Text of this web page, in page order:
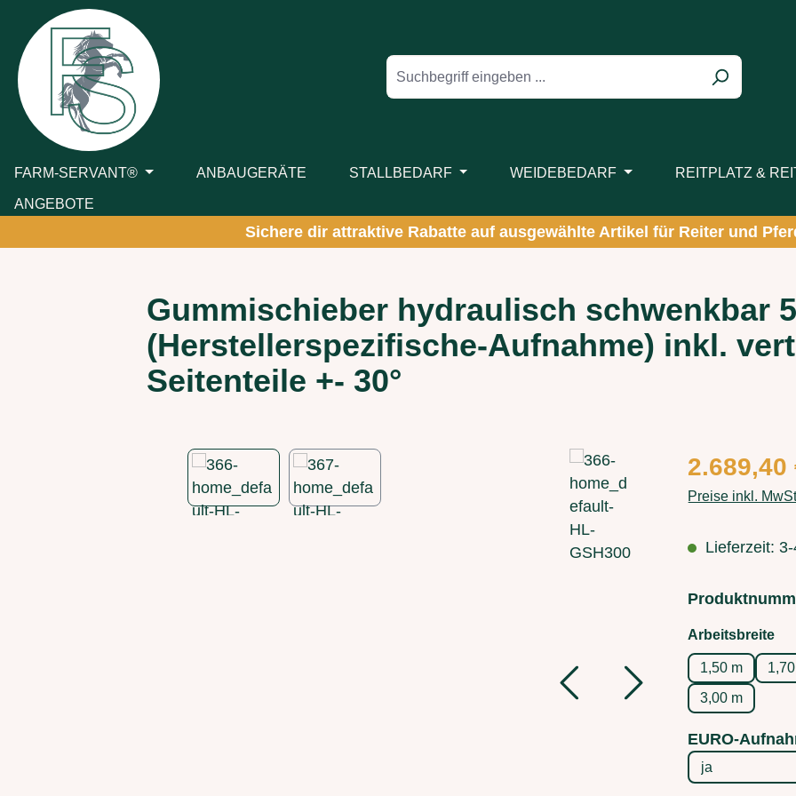
Hauptinhalt springen
Zur Suche springen
Zur Hauptnavigation springen
FARM-SERVANT® ANBAUGERÄTE STALLBEDARF WEIDEBEDARF REITPLATZ &
ANGEBOTE
Sichere dir attraktive Rabatte auf ausgewählte Artikel für Reiter und
Gummischieber hydraulisch schwenkbar
(Herstellerspezifische-Aufnahme) inkl.
Seitenteile +- 30°
Bildergalerie überspringen Regulärer
2.689,40
Preise inkl.
Lieferzeit:
Arbeitsbreite
1,50 m
3,00 m
EURO-